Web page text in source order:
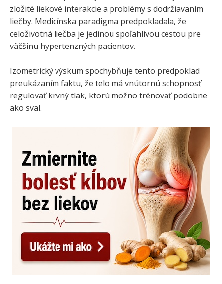
zložité liekové interakcie a problémy s dodržiavaním
liečby. Medicínska paradigma predpokladala, že
celoživotná liečba je jedinou spoľahlivou cestou pre
väčšinu hypertenzných pacientov.
Izometrický výskum spochybňuje tento predpoklad
preukázaním faktu, že telo má vnútornú schopnosť
regulovať krvný tlak, ktorú možno trénovať podobne
ako sval.